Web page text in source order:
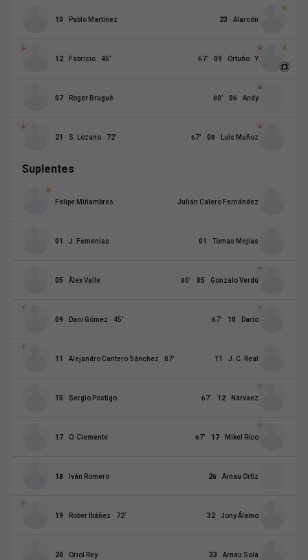
10 Pablo Martínez 23 Alarcón
12 Fabrício 45’ 09 Ortuño . Y
67’
07 Roger Brugué 06 Andy
80’
21 S. Lozano 72’ 08 Luis Muñoz
67’
Suplentes
Felipe Miñambres Julián Calero Fernández
01 J. Femenías 01 Tomas Mejias
05 Àlex Valle 05 Gonzalo Verdú
80’
09 Dani Gómez 45’ 10 Darío
67’
11 Alejandro Cantero Sánchez 87’ 11 J. C. Real
15 Sergio Postigo 12 Narvaez
67’
17 O. Clemente 17 Mikel Rico
67’
18 Iván Romero 26 Arnau Ortiz
19 Rober Ibáñez 72’ 32 Jony Álamo
20 Oriol Rey 33 Arnau Solà